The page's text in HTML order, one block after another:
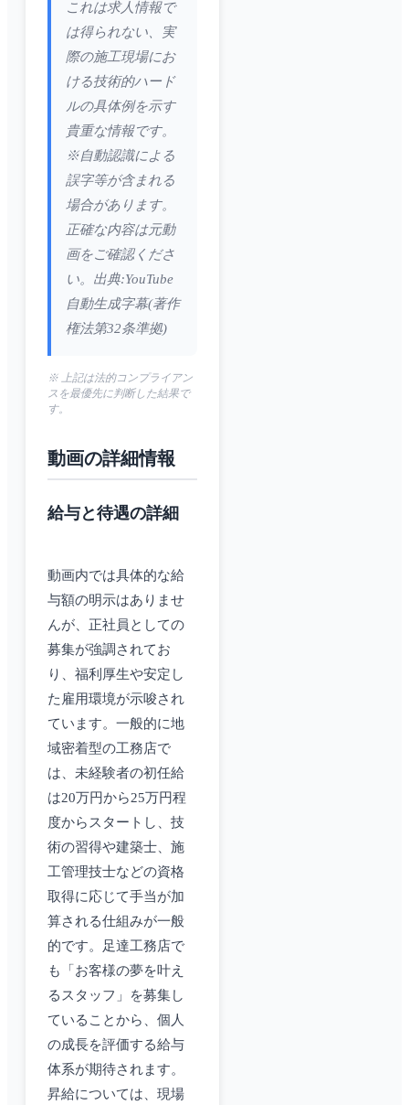
これは求人情報で
は得られない、実
際の施工現場にお
ける技術的ハード
ルの具体例を示す
貴重な情報です。
※自動認識による
誤字等が含まれる
場合があります。
正確な内容は元動
画をご確認くださ
い。出典:YouTube
自動生成字幕(著作
権法第32条準拠)
※ 上記は法的コンプライアン
スを最優先に判断した結果で
す。
動画の詳細情報
給与と待遇の詳細
動画内では具体的な給
与額の明示はありませ
んが、正社員としての
募集が強調されてお
り、福利厚生や安定し
た雇用環境が示唆され
ています。一般的に地
域密着型の工務店で
は、未経験者の初任給
は20万円から25万円程
度からスタートし、技
術の習得や建築士、施
工管理技士などの資格
取得に応じて手当が加
算される仕組みが一般
的です。足達工務店で
も「お客様の夢を叶え
るスタッフ」を募集し
ていることから、個人
の成長を評価する給与
体系が期待されます。
昇給については、現場